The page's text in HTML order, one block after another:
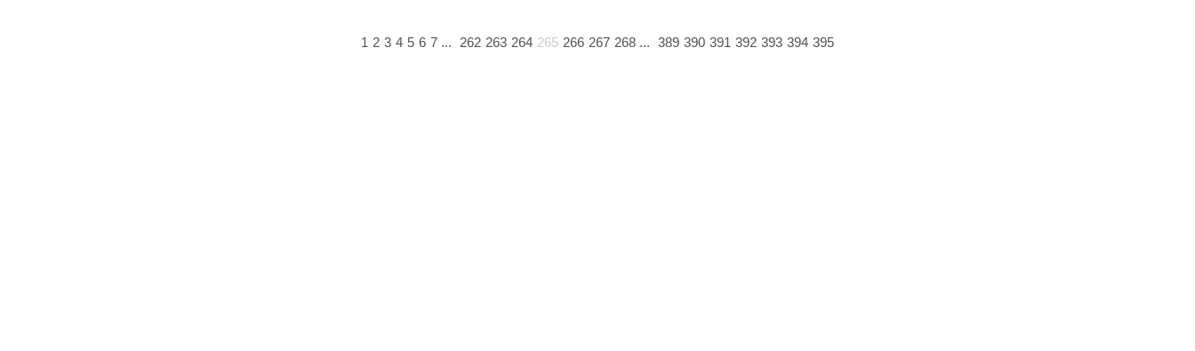
1 2 3 4 5 6 7 ... 262 263 264 265 266 267 268 ... 389 390 391 392 393 394 395